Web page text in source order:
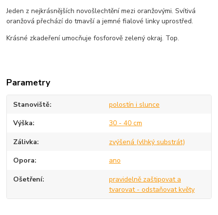
Jeden z nejkrásnějších novošlechtění mezi oranžovými. Svítivá
oranžová přechází do tmavší a jemné fialové linky uprostřed.
Krásné zkadeření umocňuje fosforově zelený okraj. Top.
Parametry
Stanoviště polostín i slunce
Výška 30 - 40 cm
Zálivka zvýšená (vlhký substrát)
Opora ano
Ošetření
pravidelně zaštipovat a
tvarovat - odstaňovat květy